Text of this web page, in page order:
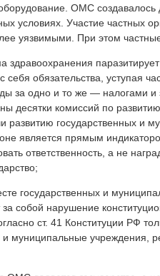
ОМС
условиях. Участие частных
уязвимыми. При этом
здравоохранения
себя обязательства, уступая
за одно и то же — налогами и
десятки комиссий по
развитию государственных и
является прямым
ответственность, а не
государственных и
собой нарушение
ст. 41 Конституции РФ
и муниципальные учреждения,